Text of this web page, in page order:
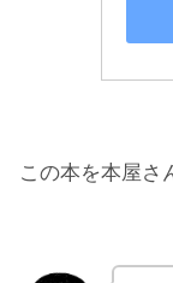
この本を本屋さ